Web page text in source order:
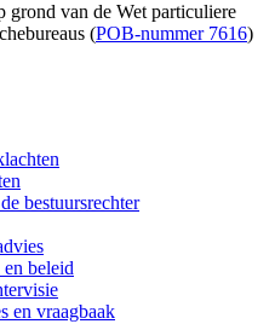
grond van de Wet particuliere
(POB-nummer 7616)
bestuursrechter
beleid
en vraagbaak